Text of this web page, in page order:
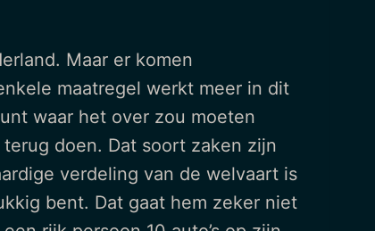
Maar er komen
maatregel werkt meer in dit
waar het over zou moeten
doen. Dat soort zaken zijn
verdeling van de welvaart is
bent. Dat gaat hem zeker niet